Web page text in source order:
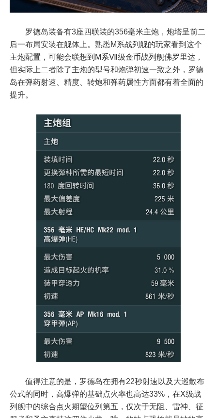
罗德岛装备有3座四联装的356毫米主炮，炮塔呈前二
后一布局安装在舰体上。熟悉M系战列舰的玩家看到这个
主炮配置，可能会联想到M系Ⅶ级金币战列舰佛罗里达，
但实际上二者除了主炮的型号和炮弹初速一致之外，罗德
岛在弹药射速、精度、转炮和弹药属性方面都有着全面的
提升。
值得注意的是，罗德岛在拥有22秒射速以及大巡散布
公式的同时，高爆弹的基础点火率也高达33%，在Ⅹ级战
列舰中的综合点火期望位列第五，仅次于无阻、雷神、征